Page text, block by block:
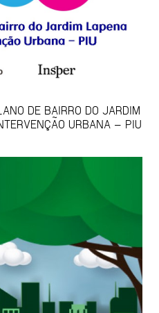
DE BAIRRO DO JARDIM
URBANA – PIU